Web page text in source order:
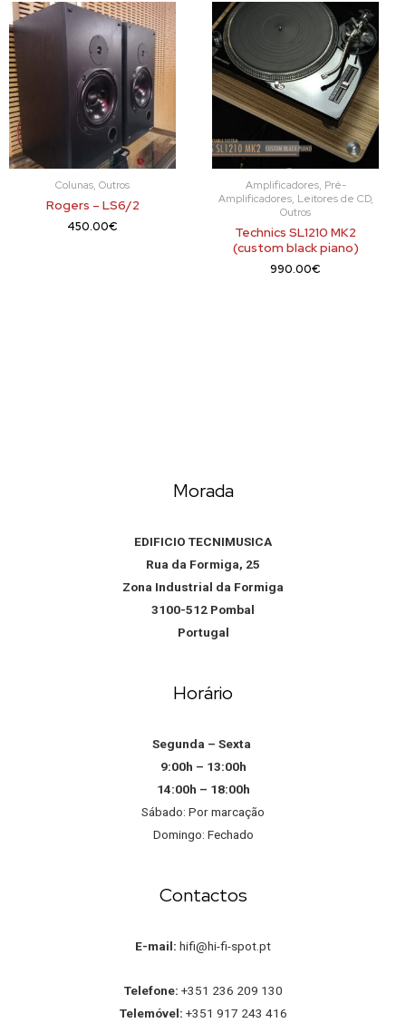
Colunas, Outros
Rogers – LS6/2
450.00€
Amplificadores, Pré-
Amplificadores, Leitores de CD,
Outros
Technics SL1210 MK2
(custom black piano)
990.00€
Morada
EDIFICIO TECNIMUSICA
Rua da Formiga, 25
Zona Industrial da Formiga
3100-512 Pombal
Portugal
Horário
Segunda – Sexta
9:00h – 13:00h
14:00h – 18:00h
Sábado: Por marcação
Domingo: Fechado
Contactos
E-mail: hifi@hi-fi-spot.pt
Telefone: +351 236 209 130
Telemóvel: +351 917 243 416